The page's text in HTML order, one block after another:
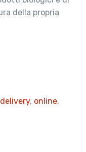
della propria
, online,